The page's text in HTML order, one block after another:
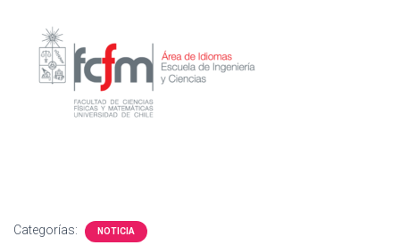
Categorías: NOTICIA